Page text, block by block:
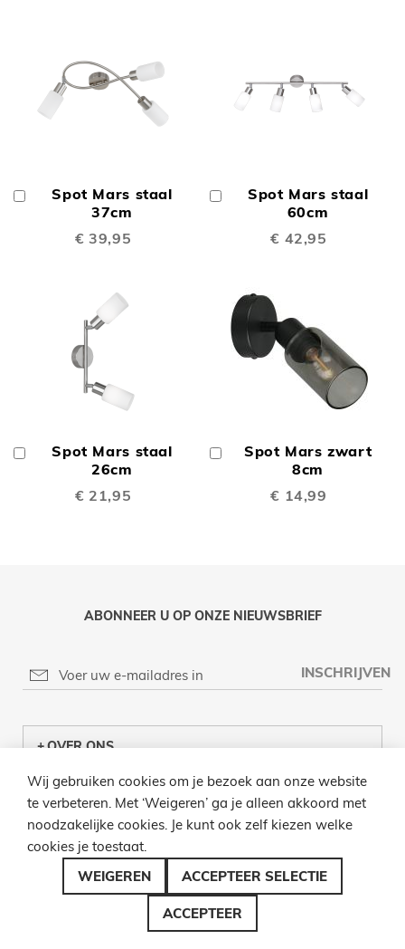
Spot Mars staal
37cm
€ 39,95
Winkelwagen
Spot Mars staal
60cm
€ 42,95
Winkelwagen
Spot Mars staal
26cm
€ 21,95
Winkelwagen
Spot Mars zwart
8cm
€ 14,99
Winkelwagen
ABONNEER U OP ONZE NIEUWSBRIEF
INSCHRIJVEN
OVER ONS
KLANTENCENTRUM
INFO
BEL ONS
© 2026 LAMPENZO ALLE RECHTEN VOORBEHOUDEN
Wij gebruiken cookies om je bezoek aan onze website
te verbeteren. Met ‘Weigeren’ ga je alleen akkoord met
noodzakelijke cookies. Je kunt ook zelf kiezen welke
cookies je toestaat.
WEIGEREN
ACCEPTEER SELECTIE
ACCEPTEER